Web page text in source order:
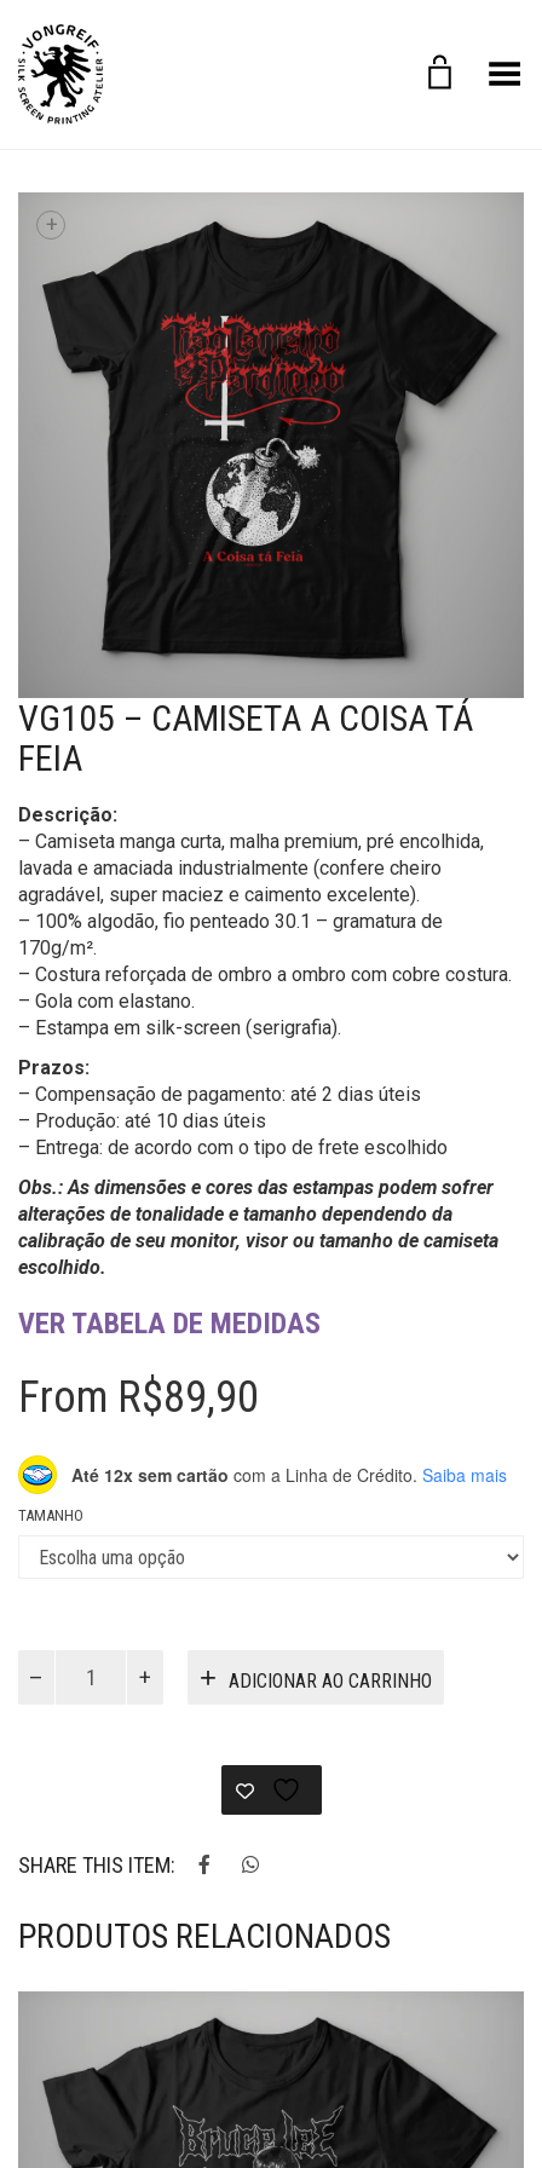
Toggle Menu
+
VG105 – CAMISETA A COISA TÁ
FEIA
Descrição:
– Camiseta manga curta, malha premium, pré encolhida,
lavada e amaciada industrialmente (confere cheiro
agradável, super maciez e caimento excelente).
– 100% algodão, fio penteado 30.1 – gramatura de
170g/m².
– Costura reforçada de ombro a ombro com cobre costura.
– Gola com elastano.
– Estampa em silk-screen (serigrafia).
Prazos:
– Compensação de pagamento: até 2 dias úteis
– Produção: até 10 dias úteis
– Entrega: de acordo com o tipo de frete escolhido
Obs.: As dimensões e cores das estampas podem sofrer
alterações de tonalidade e tamanho dependendo da
calibração de seu monitor, visor ou tamanho de camiseta
escolhido.
VER TABELA DE MEDIDAS
From R$89,90
Até 12x sem cartão com a Linha de Crédito. Saiba mais
TAMANHO
ADICIONAR AO CARRINHO
SHARE THIS ITEM:
PRODUTOS RELACIONADOS